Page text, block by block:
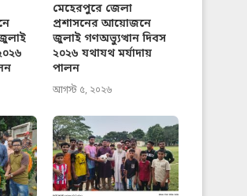
মেহেরপুরে জেলা
প্রশাসনের আয়োজনে
জুলাই গণঅভ্যুত্থান দিবস
২০২৬ যথাযথ মর্যাদায়
পালন
আগস্ট ৫, ২০২৬